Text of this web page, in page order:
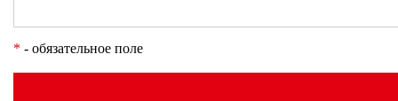
* - обязательное поле